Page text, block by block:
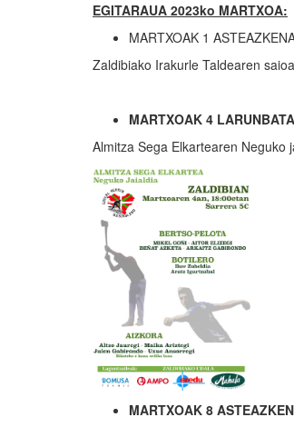
EGITARAUA 2023ko MARTXOA:
MARTXOAK 1
Zaldibiako Irakurle Taldearen
MARTXOAK 4 LARUNBATA
Almitza Sega Elkartearen Neguko
MARTXOAK 8